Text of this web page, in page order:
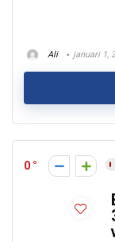
Ali januari 1,
0